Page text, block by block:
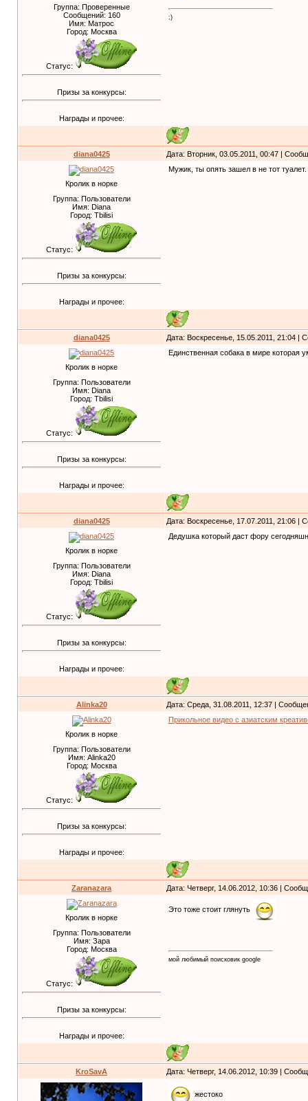
Группа: Проверенные
Сообщений: 160
Имя: Матрос
Город: Москва
Статус:
Призы за конкурсы:
Награды и прочее:
;)
diana0425 Дата: Вторник, 03.05.2011, 00:47 |
Кролик в норке
Группа: Пользователи
Имя: Diana
Город: Tbilisi
Статус:
Призы за конкурсы:
Награды и прочее:
Мужик, ты опять зашел в не тот
diana0425 Дата: Воскресенье, 15.05.2011, 21:04 |
Кролик в норке
Группа: Пользователи
Имя: Diana
Город: Tbilisi
Статус:
Призы за конкурсы:
Награды и прочее:
Единственная собака в мире которая
diana0425 Дата: Воскресенье, 17.07.2011, 21:06 |
Кролик в норке
Группа: Пользователи
Имя: Diana
Город: Tbilisi
Статус:
Призы за конкурсы:
Награды и прочее:
Дедушка который даст фору
Alinka20 Дата: Среда, 31.08.2011, 12:37 |
Кролик в норке
Группа: Пользователи
Имя: Alinka20
Город: Москва
Статус:
Призы за конкурсы:
Награды и прочее:
Прикольное видео c азиатским
Zaranazara Дата: Четверг, 14.06.2012, 10:36 |
Кролик в норке
Группа: Пользователи
Имя: Зара
Город: Москва
Статус:
Призы за конкурсы:
Награды и прочее:
Это тоже стоит глянуть
мой любимый поисковик google
KroSavA Дата: Четверг, 14.06.2012, 10:39 |
жестоко